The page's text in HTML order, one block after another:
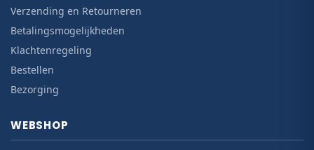
Verzending en Retourneren
Betalingsmogelijkheden
Klachtenregeling
Bestellen
Bezorging
WEBSHOP